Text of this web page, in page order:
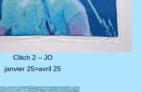
Clitch 2 – JO
janvier 25>avril 25